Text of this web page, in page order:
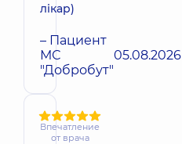
лікар)
– Пациент
МС
"Добробут"
05.08.2026
Впечатление
от врача